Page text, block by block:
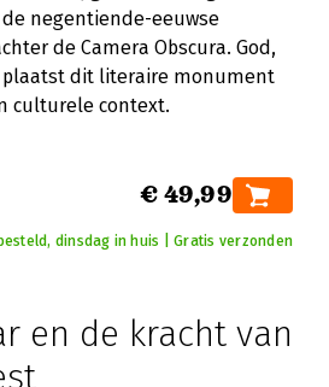
negentiende-eeuwse
de Camera Obscura. God,
dit literaire monument
culturele context.
€ 49,99
dinsdag in huis | Gratis verzonden
en de kracht van